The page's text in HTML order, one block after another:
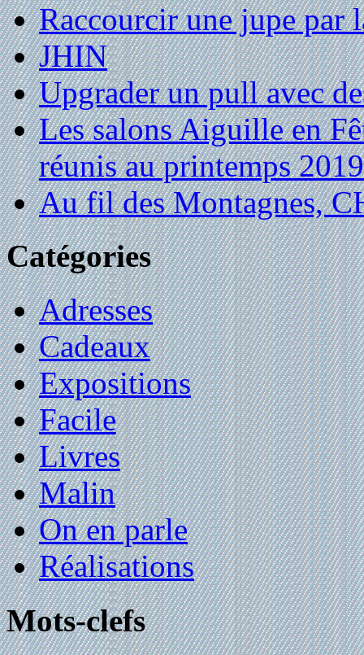
Raccourcir une jupe par
JHIN
Upgrader un pull avec
Les salons Aiguille en
réunis au printemps 2019
Au fil des Montagnes,
Catégories
Adresses
Cadeaux
Expositions
Facile
Livres
Malin
On en parle
Réalisations
Mots-clefs